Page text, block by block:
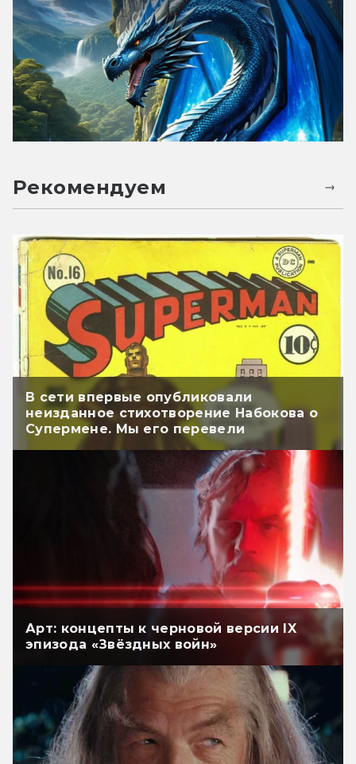
Рекомендуем
В сети впервые опубликовали
неизданное стихотворение Набокова о
Супермене. Мы его перевели
Арт: концепты к черновой версии IX
эпизода «Звёздных войн»